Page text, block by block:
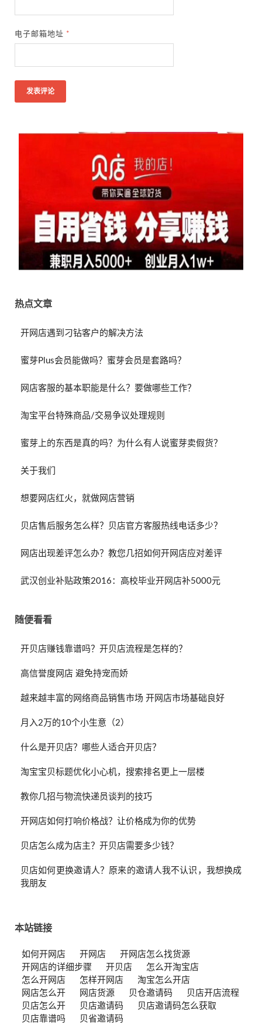
电子邮箱地址 *
热点文章
开网店遇到刁钻客户的解决方法
蜜芽Plus会员能做吗？蜜芽会员是套路吗？
网店客服的基本职能是什么？要做哪些工作？
淘宝平台特殊商品/交易争议处理规则
蜜芽上的东西是真的吗？为什么有人说蜜芽卖假货？
关于我们
想要网店红火，就做网店营销
贝店售后服务怎么样？贝店官方客服热线电话多少？
网店出现差评怎么办？教您几招如何开网店应对差评
武汉创业补贴政策2016：高校毕业开网店补5000元
随便看看
开贝店赚钱靠谱吗？开贝店流程是怎样的？
高信誉度网店 避免持宠而娇
越来越丰富的网络商品销售市场 开网店市场基础良好
月入2万的10个小生意（2）
什么是开贝店？哪些人适合开贝店？
淘宝宝贝标题优化小心机，搜索排名更上一层楼
教你几招与物流快递员谈判的技巧
开网店如何打响价格战？让价格成为你的优势
贝店怎么成为店主？开贝店需要多少钱？
贝店如何更换邀请人？原来的邀请人我不认识，我想换成
我朋友
本站链接
如何开网店 开网店
开网店怎么找货源
开网店的详细步骤
开贝店
怎么开淘宝店
怎么开网店
怎样开网店
淘宝怎么开店
网店怎么开
网店货源 贝仓邀请码
贝店开店流程
贝店怎么开
贝店邀请码
贝店邀请码怎么获取
贝店靠谱吗
贝省邀请码